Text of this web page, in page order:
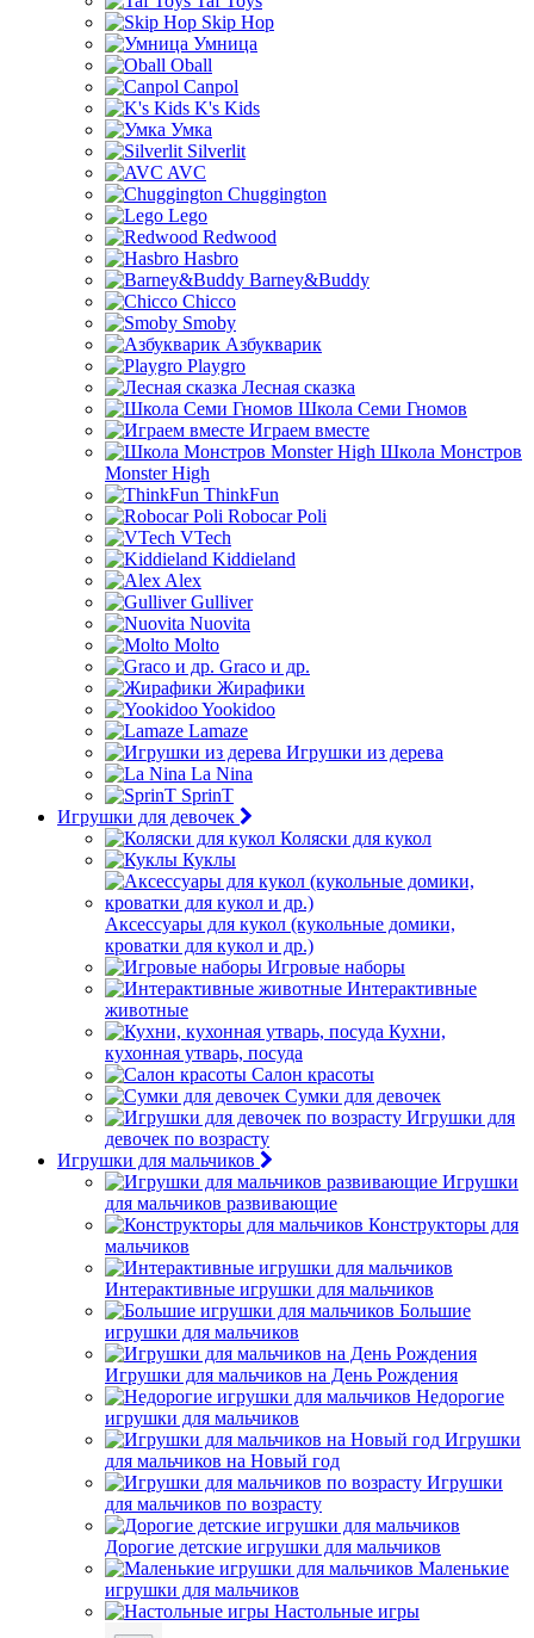
Skip Hop
Умница
Oball
Canpol
K's Kids
Умка
Silverlit
AVC
Chuggington
Lego
Redwood
Hasbro
Barney&Buddy
Chicco
Smoby
Азбукварик
Playgro
Лесная сказка
Школа Семи Гномов
Играем вместе
Школа Монстров
Monster High
ThinkFun
Robocar Poli
VTech
Kiddieland
Alex
Gulliver
Nuovita
Molto
Graco и др.
Жирафики
Yookidoo
Lamaze
Игрушки из дерева
La Nina
SprinT
Игрушки для девочек
Коляски для кукол
Куклы
Аксессуары для кукол (кукольные домики,
кроватки для кукол и др.)
Игровые наборы
Интерактивные
животные
Кухни,
кухонная утварь, посуда
Салон красоты
Сумки для девочек
Игрушки для
девочек по возрасту
Игрушки для мальчиков
Игрушки
для мальчиков развивающие
Конструкторы для
мальчиков
Интерактивные игрушки для мальчиков
Большие
игрушки для мальчиков
Игрушки для мальчиков на День Рождения
Недорогие
игрушки для мальчиков
Игрушки
для мальчиков на Новый год
Игрушки
для мальчиков по возрасту
Дорогие детские игрушки для мальчиков
Маленькие
игрушки для мальчиков
Настольные игры